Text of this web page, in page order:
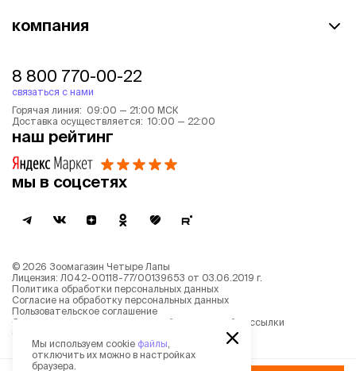
компания
8 800 770-00-22
связаться с нами
Горячая линия: 09:00 — 21:00 МСК
Доставка осуществляется: 10:00 — 22:00
наш рейтинг
мы в соцсетях
© 2026 Зоомагазин Четыре Лапы
Лицензия: Л042-00118-77/00139653 от 03.06.2019 г.
Политика обработки персональных данных
Согласие на обработку персональных данных
Пользовательское соглашение
Согласие на получение новостной и рекламной рассылки
Описание рекомендательных алгоритмов
Мы используем cookie файлы
отключить их можно в настройках
браузера.